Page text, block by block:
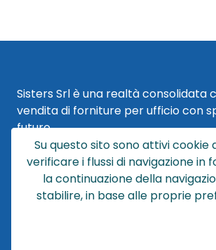
Sisters Srl è una realtà consolidata
vendita di forniture per ufficio con
futuro.
Sisters Srl | Sede Legale
Via Cesare Battisti 29
40018 San Pietro in Casale (BO)
Su questo sito sono attivi
verificare i flussi di navigazione
la continuazione della
stabilire, in base alle proprie